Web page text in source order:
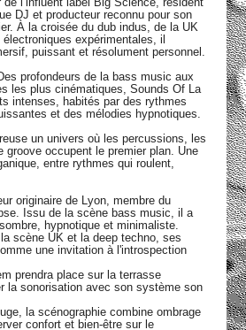
DJ et producteur reconnu pour son
À la croisée du dub indus, de la UK
expérimentales, il
puissant et résolument personnel.
profondeurs de la bass music aux
les plus cinématiques, Sounds Of La
intenses, habités par des rythmes
et des mélodies hypnotiques.
un univers où les percussions, les
groove occupent le premier plan. Une
entre rythmes qui roulent,
originaire de Lyon, membre du
Issu de la scène bass music, il a
hypnotique et minimaliste.
scène UK et la deep techno, ses
une invitation à l'introspection
prendra place sur la terrasse
la sonorisation avec son système son
la scénographie combine ombrage
confort et bien-être sur le